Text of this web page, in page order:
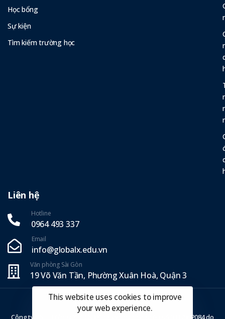
Học bổng
Sự kiện
Tìm kiếm trường học
Liên hệ
Hotline
0964 493 337‬
Email
info@globalx.edu.vn
Văn phòng Sài Gòn
19 Võ Văn Tần, Phường Xuân Hoà, Quận 3
Copyright ©2025 GlobalX.
Công ty TNHH GlobalX, GCN Đăng ký doanh nghiệp số 0317962084 do
This website uses cookies to improve
your web experience.